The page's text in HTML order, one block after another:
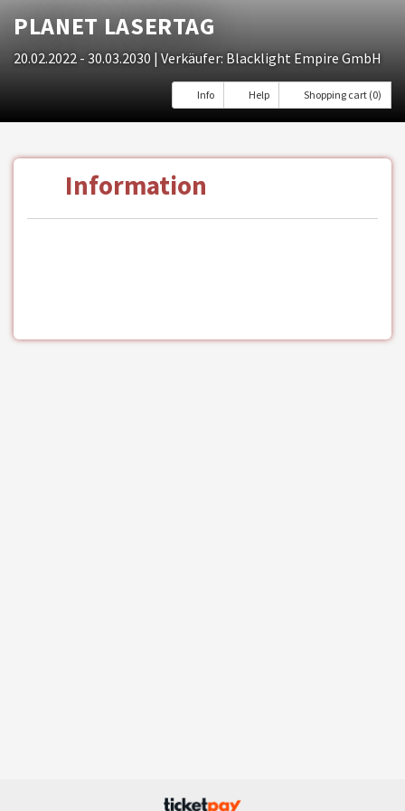
PLANET LASERTAG
20.02.2022 - 30.03.2030 | Verkäufer: Blacklight Empire GmbH
Info Help Shopping cart (0)
Information